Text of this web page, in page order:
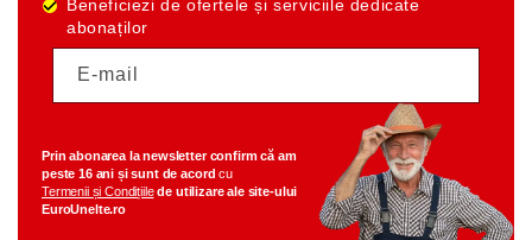
Beneficiezi de ofertele și serviciile dedicate
abonaților
E-mail
Prin abonarea la newsletter confirm că am
peste 16 ani și sunt de acord cu
Termenii și Condițiile de utilizare ale site-ului
EuroUnelte.ro